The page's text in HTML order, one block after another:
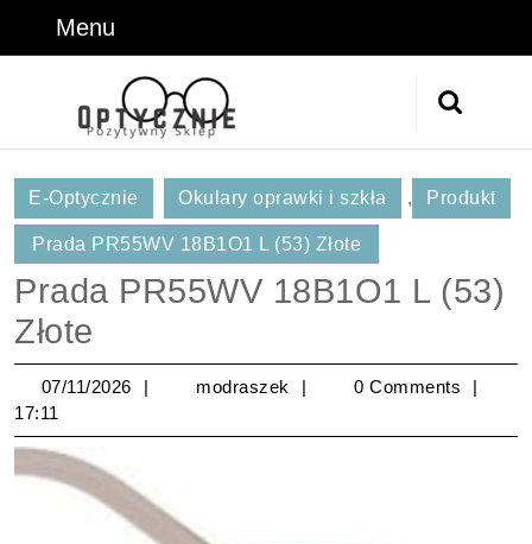
Menu
E-Optycznie Okulary oprawki i szkła , Produkt
Prada PR55WV 18B1O1 L (53) Złote
Prada PR55WV 18B1O1 L (53)
Złote
07/11/2026 07/11/2026
modraszek modraszek
0 Comments
17:11